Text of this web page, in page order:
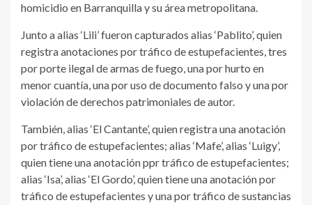
homicidio en Barranquilla y su área metropolitana.
Junto a alias ‘Lili’ fueron capturados alias ‘Pablito’, quien
registra anotaciones por tráfico de estupefacientes, tres
por porte ilegal de armas de fuego, una por hurto en
menor cuantía, una por uso de documento falso y una por
violación de derechos patrimoniales de autor.
También, alias ‘El Cantante’, quien registra una anotación
por tráfico de estupefacientes; alias ‘Mafe’, alias ‘Luigy’,
quien tiene una anotación ppr tráfico de estupefacientes;
alias ‘Isa’, alias ‘El Gordo’, quien tiene una anotación por
tráfico de estupefacientes y una por tráfico de sustancias